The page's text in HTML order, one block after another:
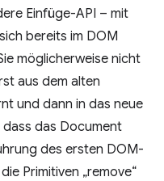
Einfüge-API – mit
bereits im DOM
möglicherweise nicht
aus dem alten
und dann in das neue
das Document
des ersten DOM-
Primitiven „remove“